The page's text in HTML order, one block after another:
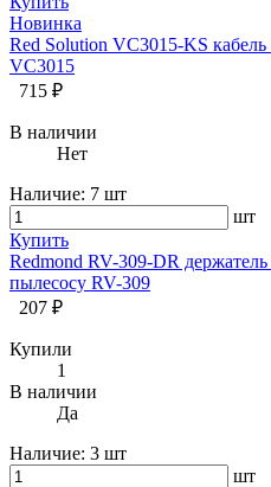
Новинка
Red Solution VC3015-KS
VC3015
715 ₽
В наличии
Нет
Наличие: 7 шт
шт
Купить
Redmond RV-309-DR
пылесосу RV-309
207 ₽
Купили
1
В наличии
Да
Наличие: 3 шт
шт